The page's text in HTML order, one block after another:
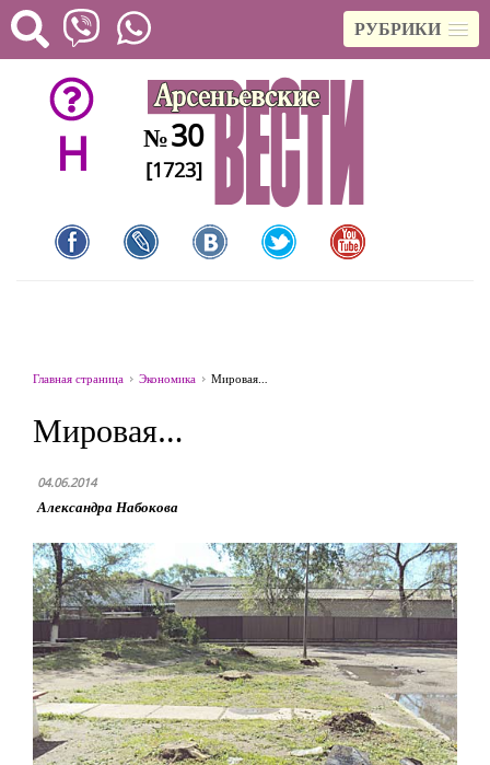
РУБРИКИ
H №30
[1723]
Главная страница Экономика Мировая…
Мировая…
04.06.2014
Александра Набокова